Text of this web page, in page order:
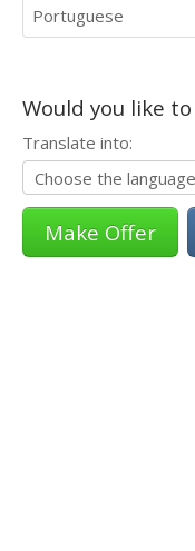
Portuguese
Would you like
Translate into: